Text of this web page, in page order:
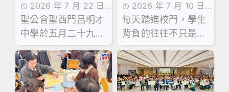
期｜第五十屆畢業
典禮暨新基建揭幕
典禮
2026 年 7 月 22 日
傳媒訪問,最新消息
聖公會聖西門呂明才
中學於五月二十九日
舉行第五十屆畢業典
禮，由教育局首席教
育主任(課程發展)1李
建寰先生擔任主禮嘉
由學生主導設計療
癒角落 創建校園心
靈綠洲
2026 年 7 月 10 日
傳媒訪問
每天踏進校門，學生
背負的往往不只是沉
重書包，還有學業、
人際、家庭關係帶來
的無形壓力。